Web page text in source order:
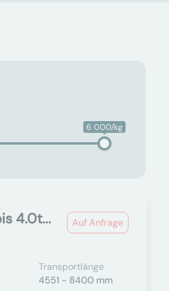
6 000/kg
Auf Anfrage
4.0t...
Transportlänge
4551 - 8400 mm